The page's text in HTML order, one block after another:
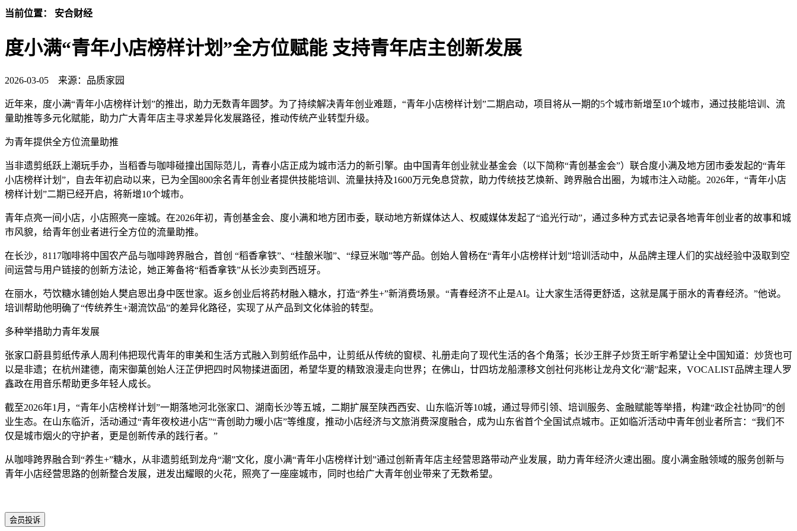
当前位置： 安合财经
度小满“青年小店榜样计划”全方位赋能 支持青年店主创新发展
2026-03-05 来源：品质家园
近年来，度小满“青年小店榜样计划”的推出，助力无数青年圆梦。为了持续解决青年创业难题，“青年小店榜样计划”二期启动，项目将从一期的5个城市新增至10个城市，通过技能培训、流
量助推等多元化赋能，助力广大青年店主寻求差异化发展路径，推动传统产业转型升级。
为青年提供全方位流量助推
当非遗剪纸跃上潮玩手办，当稻香与咖啡碰撞出国际范儿，青春小店正成为城市活力的新引擎。由中国青年创业就业基金会（以下简称“青创基金会”）联合度小满及地方团市委发起的“青年
小店榜样计划”，自去年初启动以来，已为全国800余名青年创业者提供技能培训、流量扶持及1600万元免息贷款，助力传统技艺焕新、跨界融合出圈，为城市注入动能。2026年，“青年小店
榜样计划”二期已经开启，将新增10个城市。
青年点亮一间小店，小店照亮一座城。在2026年初，青创基金会、度小满和地方团市委，联动地方新媒体达人、权威媒体发起了“追光行动”，通过多种方式去记录各地青年创业者的故事和城
市风貌，给青年创业者进行全方位的流量助推。
在长沙，8117咖啡将中国农产品与咖啡跨界融合，首创 “稻香拿铁”、“桂酿米咖”、“绿豆米咖”等产品。创始人曾杨在“青年小店榜样计划”培训活动中，从品牌主理人们的实战经验中汲取到空
间运营与用户链接的创新方法论，她正筹备将“稻香拿铁”从长沙卖到西班牙。
在丽水，芍饮糖水铺创始人樊启恩出身中医世家。返乡创业后将药材融入糖水，打造“养生+”新消费场景。“青春经济不止是AI。让大家生活得更舒适，这就是属于丽水的青春经济。”他说。
培训帮助他明确了“传统养生+潮流饮品”的差异化路径，实现了从产品到文化体验的转型。
多种举措助力青年发展
张家口蔚县剪纸传承人周利伟把现代青年的审美和生活方式融入到剪纸作品中，让剪纸从传统的窗棂、礼册走向了现代生活的各个角落；长沙王胖子炒货王昕宇希望让全中国知道：炒货也可
以是非遗；在杭州建德，南宋御菓创始人汪芷伊把四时风物揉进面团，希望华夏的精致浪漫走向世界；在佛山，廿四坊龙船漂移文创社何兆彬让龙舟文化“潮”起来，VOCALIST品牌主理人罗
鑫政在用音乐帮助更多年轻人成长。
截至2026年1月，“青年小店榜样计划”一期落地河北张家口、湖南长沙等五城，二期扩展至陕西西安、山东临沂等10城，通过导师引领、培训服务、金融赋能等举措，构建“政企社协同”的创
业生态。在山东临沂，活动通过“青年夜校进小店”“青创助力暖小店”等维度，推动小店经济与文旅消费深度融合，成为山东省首个全国试点城市。正如临沂活动中青年创业者所言：“我们不
仅是城市烟火的守护者，更是创新传承的践行者。”
从咖啡跨界融合到“养生+”糖水，从非遗剪纸到龙舟“潮”文化，度小满“青年小店榜样计划”通过创新青年店主经营思路带动产业发展，助力青年经济火速出圈。度小满金融领域的服务创新与
青年小店经营思路的创新整合发展，迸发出耀眼的火花，照亮了一座座城市，同时也给广大青年创业带来了无数希望。
会员投诉